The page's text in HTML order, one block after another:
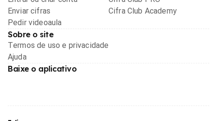
Enviar cifras
Pedir videoaula
Cifra Club Academy
Sobre o site
Termos de uso e privacidade
Ajuda
Baixe o aplicativo